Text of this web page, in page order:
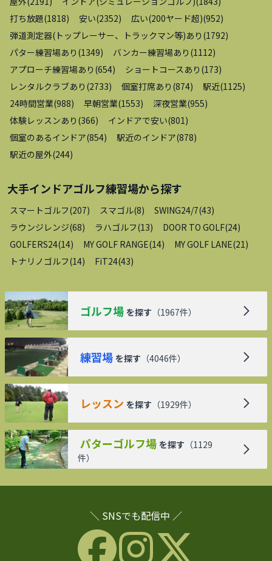
打ち放題(1818) 安い(2352) 広い(200ヤード超)(952)
弾道測定器(トップレーサー、トラックマン等)あり (1792)
パター練習場あり (1349) バンカー練習場あり (1112)
アプローチ練習場あり (654) ショートコースあり (173)
レンタルクラブあり (2733) 個室打席あり (874) 駅近(1125)
24時間営業(988) 早朝営業(1553) 深夜営業(955)
体験レッスンあり (366) インドアで安い(801)
個室のあるインドア(854) 駅近のインドア(878)
駅近の屋外(244)
大手インドアゴルフ練習場から探す
スマートゴルフ(207) スマゴル(8) SWING24/7(43)
ラウンジレンジ(68) ラハゴルフ(13) DOOR TO GOLF(24)
GOLFERS24(14) MY GOLF RANGE(14) MY GOLF LANE(21)
トナリノゴルフ(14) FiT24(43)
ゴルフ場 を探す （1967件）
練習場 を探す （4046件）
レッスン を探す （1929件）
パターゴルフ場 を探す （1129
件）
＼ SNSでも配信中 ／